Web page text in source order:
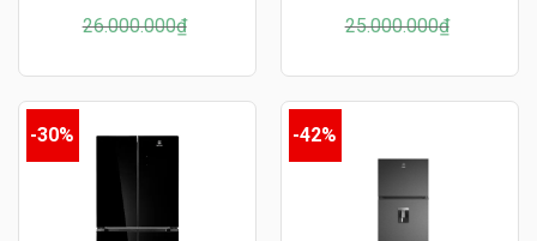
26.000.000₫
Giá
gốc
26.000.000₫.
Giá
hiện
là:
22.980.000₫.
25.000.000₫
Giá
gốc
25.000.000₫.
Giá
hiện
là:
17.880.000₫.
-30% -42%